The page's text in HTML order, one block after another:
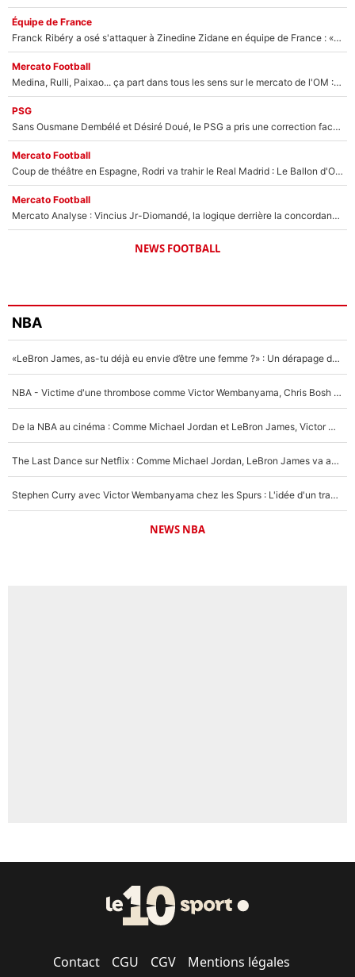
Équipe de France
Franck Ribéry a osé s'attaquer à Zinedine Zidane en équipe de France : «Je n'aurais jamais fait ça»
Mercato Football
Medina, Rulli, Paixao... ça part dans tous les sens sur le mercato de l'OM : Frank McCourt va enfin récupérer l'argent qu'il attend ?
PSG
Sans Ousmane Dembélé et Désiré Doué, le PSG a pris une correction face à Majorque : Luis Enrique attend avec impatience des renforts !
Mercato Football
Coup de théâtre en Espagne, Rodri va trahir le Real Madrid : Le Ballon d'Or a choisi de signer au FC Barcelone !
Mercato Football
Mercato Analyse : Vincius Jr-Diomandé, la logique derrière la concordance des temps
NEWS FOOTBALL
NBA
«LeBron James, as-tu déjà eu envie d’être une femme ?» : Un dérapage de Donald Trump sur la superstar de la NBA refait surface
NBA - Victime d'une thrombose comme Victor Wembanyama, Chris Bosh prévient le Français des risques sur sa santé : «J’ai failli mourir sur le coup et j’ai été ramené à la vie»
De la NBA au cinéma : Comme Michael Jordan et LeBron James, Victor Wembanyama rêve d'une carrière d'acteur !
The Last Dance sur Netflix : Comme Michael Jordan, LeBron James va avoir le droit à sa série !
Stephen Curry avec Victor Wembanyama chez les Spurs : L'idée d'un trade historique est lancée en NBA !
NEWS NBA
Contact CGU CGV Mentions légales